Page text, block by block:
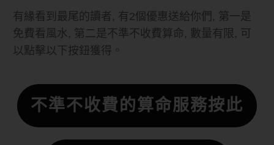
有緣看到最尾的讀者, 有2個優惠送給你們, 第一是
免費看風水, 第二是不準不收費算命, 數量有限, 可
以點擊以下按鈕獲得。
不準不收費的算命服務按此